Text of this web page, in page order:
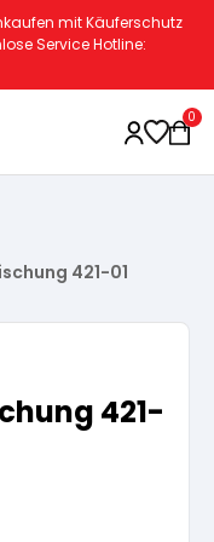
mit Käuferschutz
Service Hotline:
0
421-01
421-